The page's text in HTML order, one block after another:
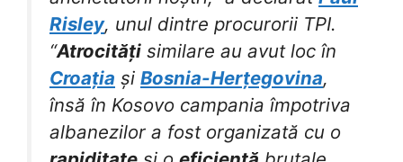
Risley, unul dintre procurorii TPI.
“Atrocități similare au avut loc în
Croația și Bosnia-Herțegovina,
însă în Kosovo campania împotriva
albanezilor a fost organizată cu o